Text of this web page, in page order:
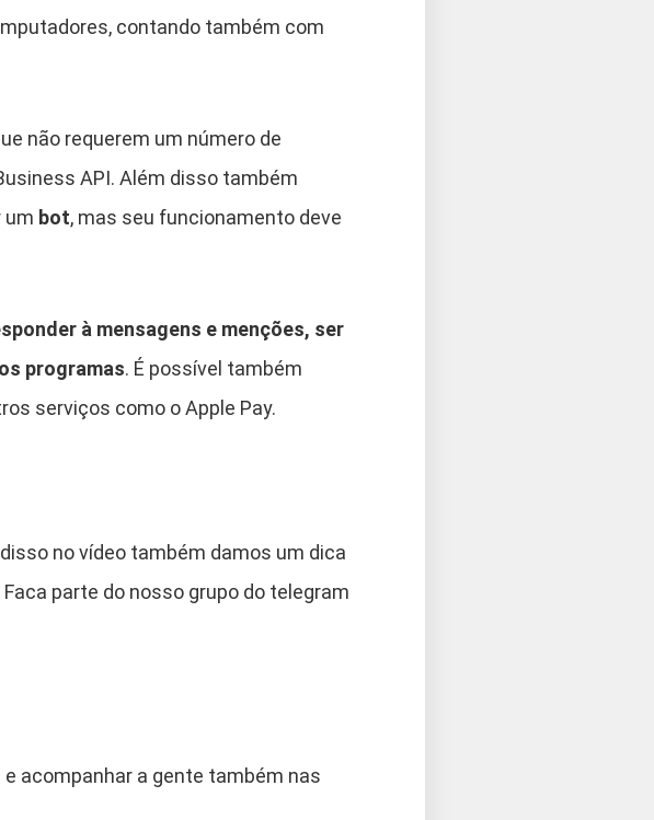
contando também com
não requerem um número de
API. Além disso também
um bot, mas seu funcionamento deve
à mensagens e menções, ser
programas. É possível também
serviços como o Apple Pay.
no vídeo também damos um dica
parte do nosso grupo do telegram
acompanhar a gente também nas